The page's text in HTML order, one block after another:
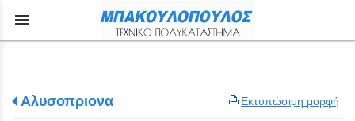
menu
Εκτυπώσιμη μορφή
Αλυσοπριονα